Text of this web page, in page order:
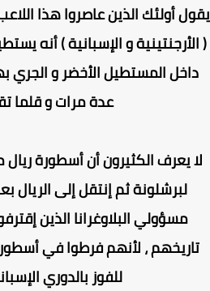
أولئك الذين عاصروا هذا
و الإسبانية ) أنه
المستطيل الأخضر و الجري
عدة مرات و قلما
يعرف الكثيرون أن أسطورة ريال
لبرشلونة ثم إنتقل إلى الريال
مسؤولي البلاوغرانا الذين
، لأنهم فرطوا في
للفوز بالدوري الإسباني 8